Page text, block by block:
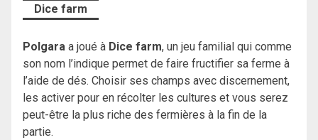
Dice farm
Polgara a joué à Dice farm, un jeu familial qui comme
son nom l’indique permet de faire fructifier sa ferme à
l’aide de dés. Choisir ses champs avec discernement,
les activer pour en récolter les cultures et vous serez
peut-être la plus riche des fermières à la fin de la
partie.